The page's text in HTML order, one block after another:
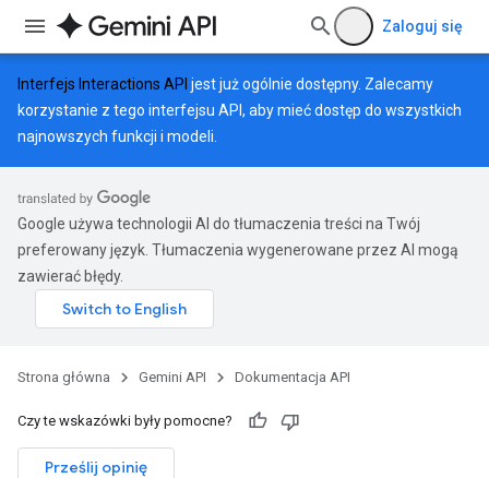
Zaloguj się
Interfejs Interactions API jest już ogólnie dostępny. Zalecamy
korzystanie z tego interfejsu API, aby mieć dostęp do wszystkich
najnowszych funkcji i modeli.
Google używa technologii AI do tłumaczenia treści na Twój
preferowany język. Tłumaczenia wygenerowane przez AI mogą
zawierać błędy.
Strona główna Gemini API Dokumentacja API
Czy te wskazówki były pomocne?
Prześlij opinię